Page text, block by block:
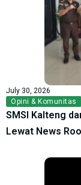
July 30, 2026
Opini & Komunitas
SMSI Kalteng
Lewat News